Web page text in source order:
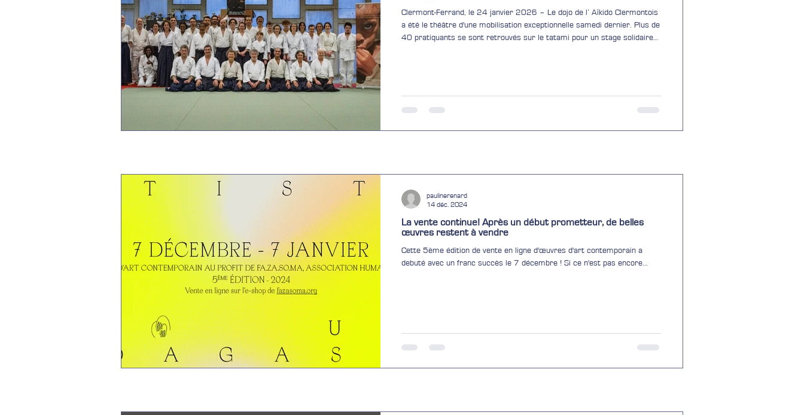
Clermont-Ferrand, le 24 janvier 2026 – Le dojo de l’ Aïkido Clermontois
a été le théâtre d'une mobilisation exceptionnelle samedi dernier. Plus de
40 pratiquants se sont retrouvés sur le tatami pour un stage solidaire
La vente continue! Après un début prometteur, de belles
œuvres restent à vendre
Cette 5ème édition de vente en ligne d'œuvres d'art contemporain a
debuté avec un franc succès le 7 décembre ! Si ce n'est pas encore...
paulinerenard
14 déc. 2024